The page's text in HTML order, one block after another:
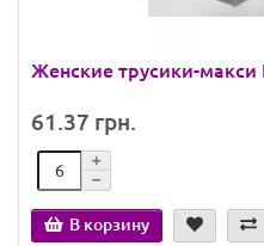
Женские трусики-макси
61.37 грн.
В корзину